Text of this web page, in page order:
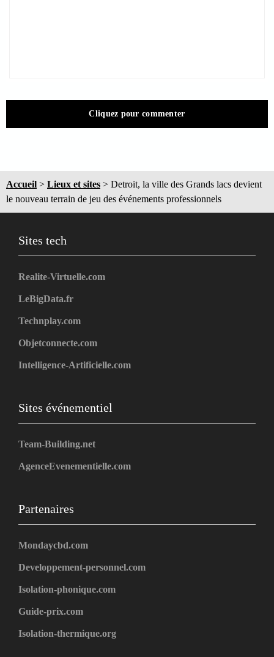
Cliquez pour commenter
Accueil > Lieux et sites > Detroit, la ville des Grands lacs devient
le nouveau terrain de jeu des événements professionnels
Sites tech
Realite-Virtuelle.com
LeBigData.fr
Technplay.com
Objetconnecte.com
Intelligence-Artificielle.com
Sites événementiel
Team-Building.net
AgenceEvenementielle.com
Partenaires
Mondaycbd.com
Developpement-personnel.com
Isolation-phonique.com
Guide-prix.com
Isolation-thermique.org